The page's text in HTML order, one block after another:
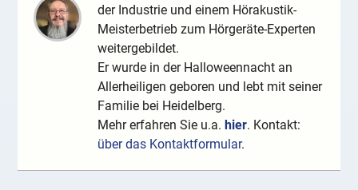
der Industrie und einem Hörakustik-
Meisterbetrieb zum Hörgeräte-Experten
weitergebildet.
Er wurde in der Halloweennacht an
Allerheiligen geboren und lebt mit seiner
Familie bei Heidelberg.
Mehr erfahren Sie u.a. hier. Kontakt:
über das Kontaktformular.